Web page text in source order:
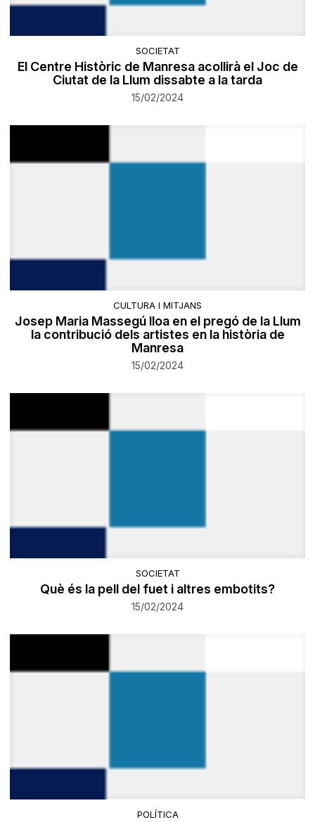
SOCIETAT
El Centre Històric de Manresa acollirà el Joc de
Ciutat de la Llum dissabte a la tarda
15/02/2024
CULTURA I MITJANS
Josep Maria Massegú lloa en el pregó de la Llum
la contribució dels artistes en la història de
Manresa
15/02/2024
SOCIETAT
Què és la pell del fuet i altres embotits?
15/02/2024
POLÍTICA